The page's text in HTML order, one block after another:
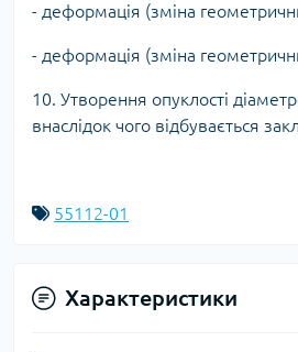
- деформація (зміна
- деформація (зміна
10. Утворення опуклості
внаслідок чого відбувається
55112-01
Характеристики